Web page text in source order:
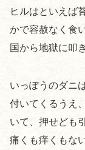
ヒルはといえば
かで容赦なく食
国から地獄に叩
いっぽうのダニ
付いてくるうえ
いて、押せども
痛くも痒くもな